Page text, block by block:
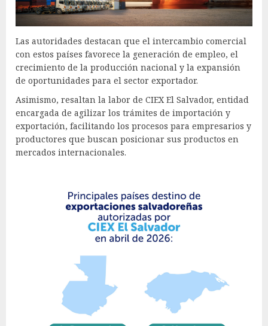
Las autoridades destacan que el intercambio comercial
con estos países favorece la generación de empleo, el
crecimiento de la producción nacional y la expansión
de oportunidades para el sector exportador.
Asimismo, resaltan la labor de CIEX El Salvador, entidad
encargada de agilizar los trámites de importación y
exportación, facilitando los procesos para empresarios y
productores que buscan posicionar sus productos en
mercados internacionales.